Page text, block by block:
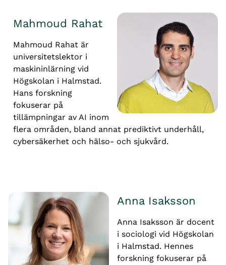
Mahmoud Rahat
Mahmoud Rahat är
universitetslektor i
maskininlärning vid
Högskolan i Halmstad.
Hans forskning
fokuserar på
tillämpningar av AI inom
flera områden, bland annat prediktivt underhåll,
cybersäkerhet och hälso- och sjukvård.
Anna Isaksson
Anna Isaksson är docent
i sociologi vid Högskolan
i Halmstad. Hennes
forskning fokuserar på